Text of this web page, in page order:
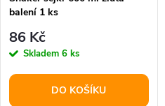
balení 1 ks
86 Kč
Skladem 6 ks
DO KOŠÍKU